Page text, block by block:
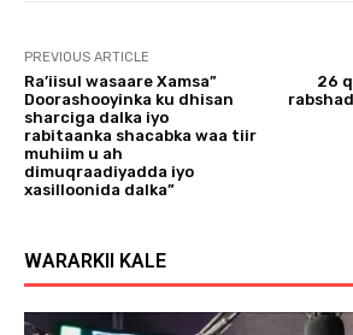
PREVIOUS ARTICLE
Ra’iisul wasaare Xamsa”
Doorashooyinka ku dhisan
sharciga dalka iyo
rabitaanka shacabka waa tiir
muhiim u ah
dimuqraadiyadda iyo
xasilloonida dalka”
26
WARARKII KALE